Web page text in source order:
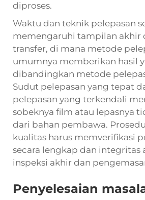
diproses.
Waktu dan teknik pelepasan
memengaruhi tampilan akhir
transfer, di mana metode
umumnya memberikan hasil
dibandingkan metode
Sudut pelepasan yang tepat
pelepasan yang terkendali
sobeknya film atau lepasnya
dari bahan pembawa.
kualitas harus memverifikasi
secara lengkap dan integritas
inspeksi akhir dan
Penyelesaian